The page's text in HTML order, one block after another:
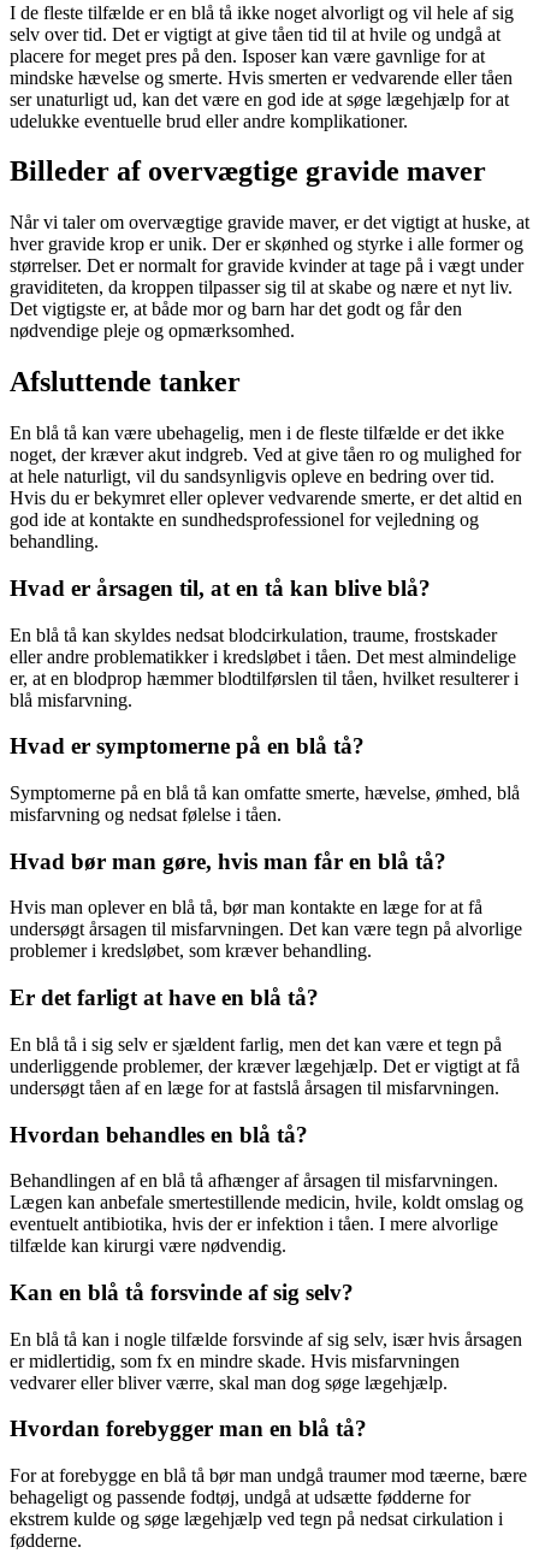
I de fleste tilfælde er en blå tå ikke noget alvorligt og vil hele af sig
selv over tid. Det er vigtigt at give tåen tid til at hvile og undgå at
placere for meget pres på den. Isposer kan være gavnlige for at
mindske hævelse og smerte. Hvis smerten er vedvarende eller tåen
ser unaturligt ud, kan det være en god ide at søge lægehjælp for at
udelukke eventuelle brud eller andre komplikationer.
Billeder af overvægtige gravide maver
Når vi taler om overvægtige gravide maver, er det vigtigt at huske, at
hver gravide krop er unik. Der er skønhed og styrke i alle former og
størrelser. Det er normalt for gravide kvinder at tage på i vægt under
graviditeten, da kroppen tilpasser sig til at skabe og nære et nyt liv.
Det vigtigste er, at både mor og barn har det godt og får den
nødvendige pleje og opmærksomhed.
Afsluttende tanker
En blå tå kan være ubehagelig, men i de fleste tilfælde er det ikke
noget, der kræver akut indgreb. Ved at give tåen ro og mulighed for
at hele naturligt, vil du sandsynligvis opleve en bedring over tid.
Hvis du er bekymret eller oplever vedvarende smerte, er det altid en
god ide at kontakte en sundhedsprofessionel for vejledning og
behandling.
Hvad er årsagen til, at en tå kan blive blå?
En blå tå kan skyldes nedsat blodcirkulation, traume, frostskader
eller andre problematikker i kredsløbet i tåen. Det mest almindelige
er, at en blodprop hæmmer blodtilførslen til tåen, hvilket resulterer i
blå misfarvning.
Hvad er symptomerne på en blå tå?
Symptomerne på en blå tå kan omfatte smerte, hævelse, ømhed, blå
misfarvning og nedsat følelse i tåen.
Hvad bør man gøre, hvis man får en blå tå?
Hvis man oplever en blå tå, bør man kontakte en læge for at få
undersøgt årsagen til misfarvningen. Det kan være tegn på alvorlige
problemer i kredsløbet, som kræver behandling.
Er det farligt at have en blå tå?
En blå tå i sig selv er sjældent farlig, men det kan være et tegn på
underliggende problemer, der kræver lægehjælp. Det er vigtigt at få
undersøgt tåen af en læge for at fastslå årsagen til misfarvningen.
Hvordan behandles en blå tå?
Behandlingen af en blå tå afhænger af årsagen til misfarvningen.
Lægen kan anbefale smertestillende medicin, hvile, koldt omslag og
eventuelt antibiotika, hvis der er infektion i tåen. I mere alvorlige
tilfælde kan kirurgi være nødvendig.
Kan en blå tå forsvinde af sig selv?
En blå tå kan i nogle tilfælde forsvinde af sig selv, især hvis årsagen
er midlertidig, som fx en mindre skade. Hvis misfarvningen
vedvarer eller bliver værre, skal man dog søge lægehjælp.
Hvordan forebygger man en blå tå?
For at forebygge en blå tå bør man undgå traumer mod tæerne, bære
behageligt og passende fodtøj, undgå at udsætte fødderne for
ekstrem kulde og søge lægehjælp ved tegn på nedsat cirkulation i
fødderne.